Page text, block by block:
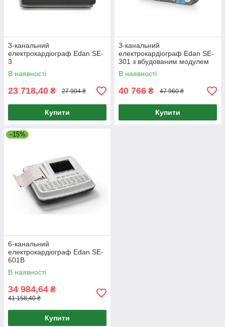
3-канальний
електрокардіограф Edan SE-
3
В наявності
23 718,40 ₴ 27 904 ₴
Купити
3-канальний
електрокардіограф Edan SE-
301 з вбудованим модулем
WI-FI
В наявності
40 766 ₴ 47 960 ₴
Купити
–15%
6-канальний
електрокардіограф Edan SE-
601B
В наявності
34 984,64 ₴
41 158,40 ₴
Купити